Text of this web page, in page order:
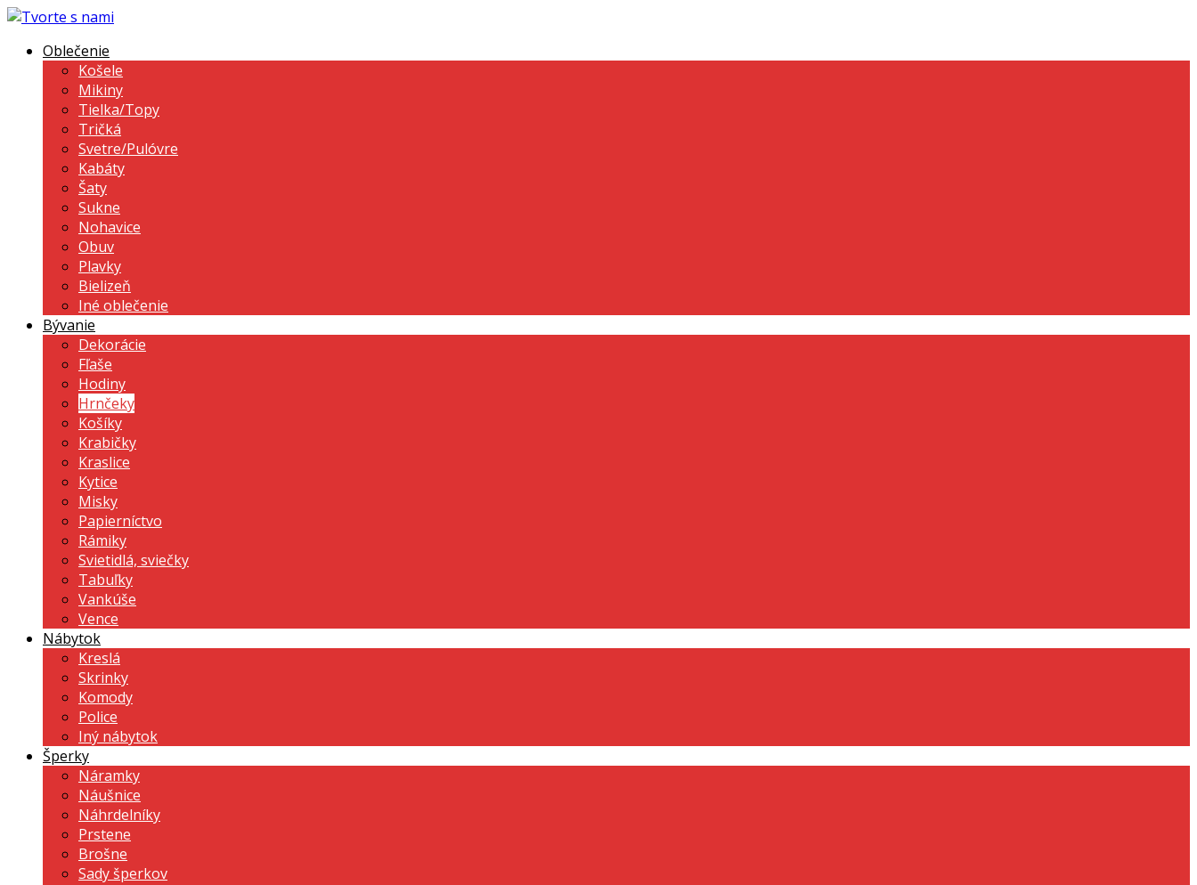
Oblečenie
Košele
Mikiny
Tielka/Topy
Tričká
Svetre/Pulóvre
Kabáty
Šaty
Sukne
Nohavice
Obuv
Plavky
Bielizeň
Iné oblečenie
Bývanie
Dekorácie
Fľaše
Hodiny
Hrnčeky
Košíky
Krabičky
Kraslice
Kytice
Misky
Papierníctvo
Rámiky
Svietidlá, sviečky
Tabuľky
Vankúše
Vence
Nábytok
Kreslá
Skrinky
Komody
Police
Iný nábytok
Šperky
Náramky
Náušnice
Náhrdelníky
Prstene
Brošne
Sady šperkov